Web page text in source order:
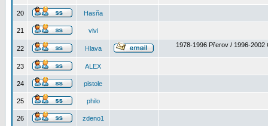
20 Hasňa
21 vivi
22 Hlava 1978-1996 Přerov / 1996-2002
23 ALEX
24 pistole
25 philo
26 zdeno1